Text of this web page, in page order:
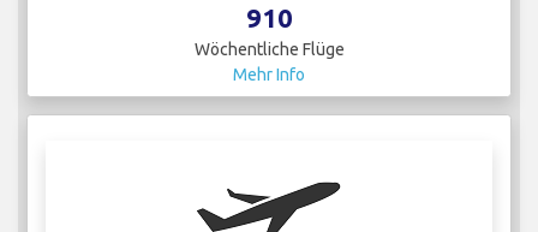
910
Wöchentliche Flüge
Mehr Info